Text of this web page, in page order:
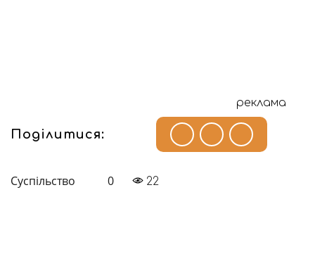
реклама
Поділитися:
Суспільство 0 22